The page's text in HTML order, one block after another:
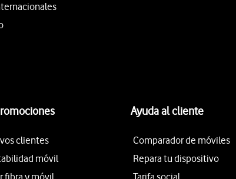
clientes
móvil
fibra y móvil
Ayuda al cliente
Comparador de móviles
Repara tu dispositivo
Tarifa social